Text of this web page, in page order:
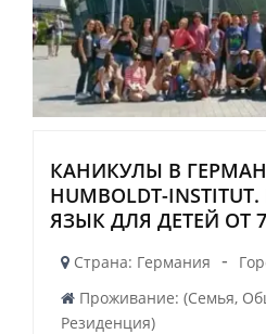
КАНИКУЛЫ В
HUMBOLDT-
ЯЗЫК ДЛЯ ДЕТЕЙ ОТ
Страна: Германия -
Проживание: (Семья,
Резиденция)